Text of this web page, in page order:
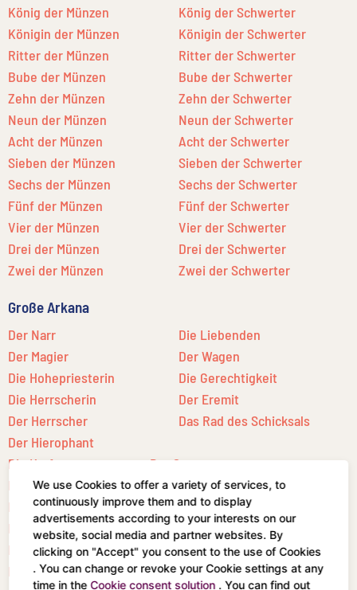
König der Münzen
Königin der Münzen
Ritter der Münzen
Bube der Münzen
Zehn der Münzen
Neun der Münzen
Acht der Münzen
Sieben der Münzen
Sechs der Münzen
Fünf der Münzen
Vier der Münzen
Drei der Münzen
Zwei der Münzen
König der Schwerter
Königin der Schwerter
Ritter der Schwerter
Bube der Schwerter
Zehn der Schwerter
Neun der Schwerter
Acht der Schwerter
Sieben der Schwerter
Sechs der Schwerter
Fünf der Schwerter
Vier der Schwerter
Drei der Schwerter
Zwei der Schwerter
Große Arkana
Der Narr
Der Magier
Die Hohepriesterin
Die Herrscherin
Der Herrscher
Der Hierophant
Die Liebenden
Der Wagen
Die Gerechtigkeit
Der Eremit
Das Rad des Schicksals
Die Kraft
Der Gehängte
Der Tod
Die Mäßigkeit
Der Teufel
Der Turm
Der Stern
Der Mond
Die Sonne
Das Gericht
Die Welt
We use Cookies to offer a variety of services, to
continuously improve them and to display
advertisements according to your interests on our
website, social media and partner websites. By
clicking on "Accept" you consent to the use of Cookies
. You can change or revoke your Cookie settings at any
time in theCookie consent solution . You can find out